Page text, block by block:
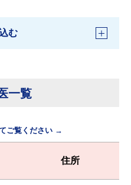
む
一覧
ご覧ください →
住所